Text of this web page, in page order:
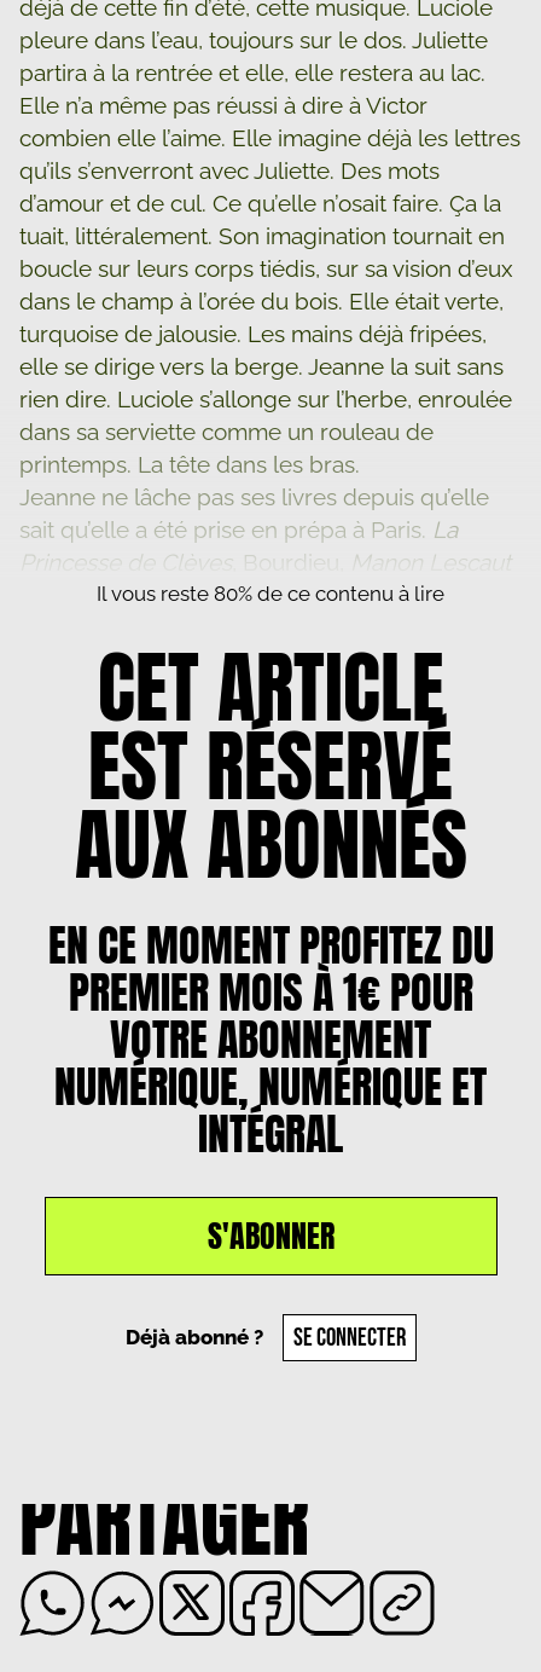
déjà de cette fin d’été, cette musique. Luciole
pleure dans l’eau, toujours sur le dos. Juliette
partira à la rentrée et elle, elle restera au lac.
Elle n’a même pas réussi à dire à Victor
combien elle l’aime. Elle imagine déjà les lettres
qu’ils s’enverront avec Juliette. Des mots
d’amour et de cul. Ce qu’elle n’osait faire. Ça la
tuait, littéralement. Son imagination tournait en
boucle sur leurs corps tiédis, sur sa vision d’eux
dans le champ à l’orée du bois. Elle était verte,
turquoise de jalousie. Les mains déjà fripées,
elle se dirige vers la berge. Jeanne la suit sans
rien dire. Luciole s’allonge sur l’herbe, enroulée
dans sa serviette comme un rouleau de
printemps. La tête dans les bras.
Jeanne ne lâche pas ses livres depuis qu’elle
sait qu’elle a été prise en prépa à Paris. La
Princesse de Clèves , Bourdieu, Manon Lescaut
Il vous reste 80% de ce contenu à lire
CET ARTICLE
EST RÉSERVÉ
AUX ABONNÉS
EN CE MOMENT PROFITEZ DU
PREMIER MOIS À 1€ POUR
VOTRE ABONNEMENT
NUMÉRIQUE, NUMÉRIQUE ET
INTÉGRAL
S'ABONNER
Déjà abonné ? SE CONNECTER
PARTAGER